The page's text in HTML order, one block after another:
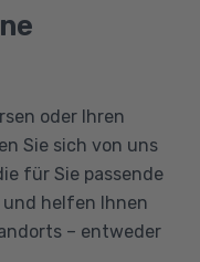
mehrseitigen
die digitale
für digitale
erstellen und mit
Dateien mit
Kurs.
oder Ihren
Sie sich von uns
für Sie passende
helfen Ihnen
– entweder